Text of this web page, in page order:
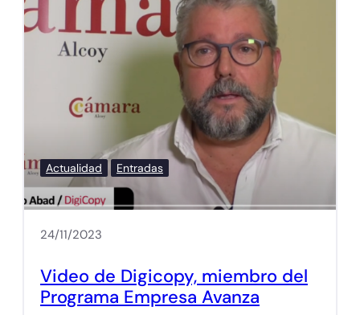
Actualidad Entradas
24/11/2023
Video de Digicopy, miembro del
Programa Empresa Avanza